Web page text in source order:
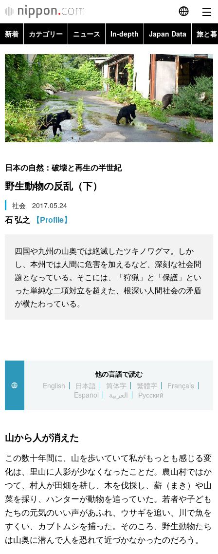
English
简体字
繁體字
Français
Español
カテゴリー
政治・外交
社会
科学・技術
暮らし
ニュース
旅と暮らし
Books
Cinema
公式SNS
新着 カテゴリー ニュース In-depth Japan Data 旅と
政治・外交
経済・ビジネス
国際・海外
社会
科学・技術
暮らし
Topics
Images
People
東京
日本の自然：破壊と再生の半世紀
野生動物の反乱（下）
社会 2017.05.24
石 弘之 【Profile】
四国や九州の山奥では絶滅したツキノワグマ。しか
し、本州では人間に危害を加えるなど、深刻な社会問
題となっている。そこには、「狩猟」と「保護」とい
った単純な二項対立を超えた、根深い人間社会の矛盾
が横たわっている。
他の言語で読む
English
日本語 简体字 繁體字
Français
Español
العربية Русский
山から人が消えた
この数十年間に、山を歩いていて私がもっとも感じる変
化は、里山に人影が少なくなったことだ。農山村ではか
つて、村人が田畑を耕し、木を伐採し、薪（まき）や山
菜を採り、ハンターが動物を追っていた。若者や子ども
たちの元気のいい声があふれ、ウサギを追い、川で魚を
すくい、カブトムシを捕った。そのころ、野生動物たち
は山奥に潜んで人を恐れて近づかなかったのだろう。